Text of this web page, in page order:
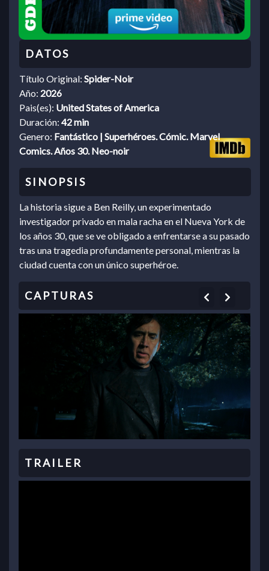
Título Original: Spider-Noir
Año: 2026
Pais(es): United States of America
Duración: 42 min
Genero: Fantástico | Superhéroes. Cómic. Marvel
Comics. Años 30. Neo-noir
La historia sigue a Ben Reilly, un experimentado
investigador privado en mala racha en el Nueva York de
los años 30, que se ve obligado a enfrentarse a su pasado
tras una tragedia profundamente personal, mientras la
ciudad cuenta con un único superhéroe.
Previous